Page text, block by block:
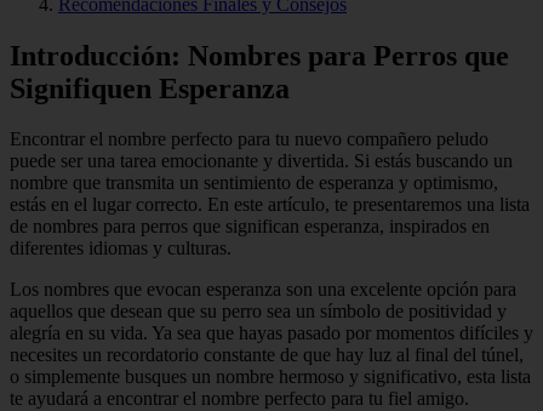
Introducción: Nombres para Perros que
Signifiquen Esperanza
Encontrar el nombre perfecto para tu nuevo compañero peludo
puede ser una tarea emocionante y divertida. Si estás buscando un
nombre que transmita un sentimiento de esperanza y optimismo,
estás en el lugar correcto. En este artículo, te presentaremos una lista
de nombres para perros que significan esperanza, inspirados en
diferentes idiomas y culturas.
Los nombres que evocan esperanza son una excelente opción para
aquellos que desean que su perro sea un símbolo de positividad y
alegría en su vida. Ya sea que hayas pasado por momentos difíciles y
necesites un recordatorio constante de que hay luz al final del túnel,
o simplemente busques un nombre hermoso y significativo, esta lista
te ayudará a encontrar el nombre perfecto para tu fiel amigo.